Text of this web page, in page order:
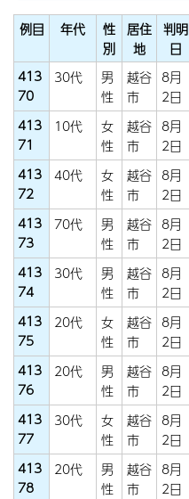
例目 年代
性
別
居住
地
判明
日
413
70
30代
男
性
越谷
市
8月
2日
413
71
10代
女
性
越谷
市
8月
2日
413
72
40代
女
性
越谷
市
8月
2日
413
73
70代
男
性
越谷
市
8月
2日
413
74
30代
男
性
越谷
市
8月
2日
413
75
20代
女
性
越谷
市
8月
2日
413
76
20代
男
性
越谷
市
8月
2日
413
77
30代
女
性
越谷
市
8月
2日
413
78
20代
男
性
越谷
市
8月
2日